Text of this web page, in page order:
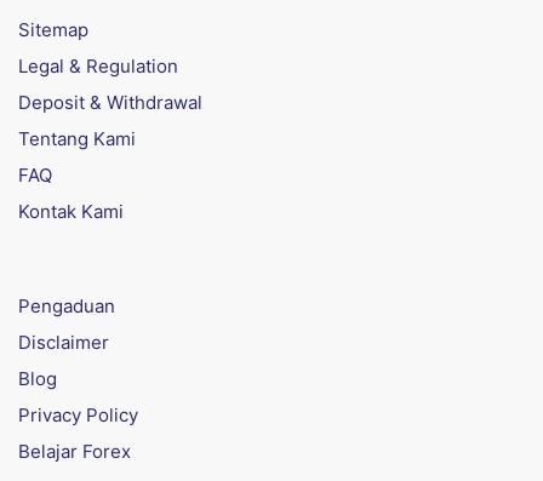
Sitemap
Legal & Regulation
Deposit & Withdrawal
Tentang Kami
FAQ
Kontak Kami
Pengaduan
Disclaimer
Blog
Privacy Policy
Belajar Forex